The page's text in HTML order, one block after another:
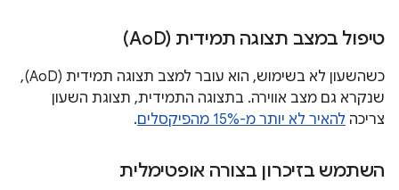
טיפול במצב תצוגה תמידית (AoD)
כשהשעון לא בשימוש, הוא עובר למצב תצוגה תמידית (AoD),
שנקרא גם מצב אווירה. בתצוגה התמידית, תצוגת השעון
צריכה להאיר לא יותר מ-15% מהפיקסלים .
השתמש בזיכרון בצורה אופטימלית